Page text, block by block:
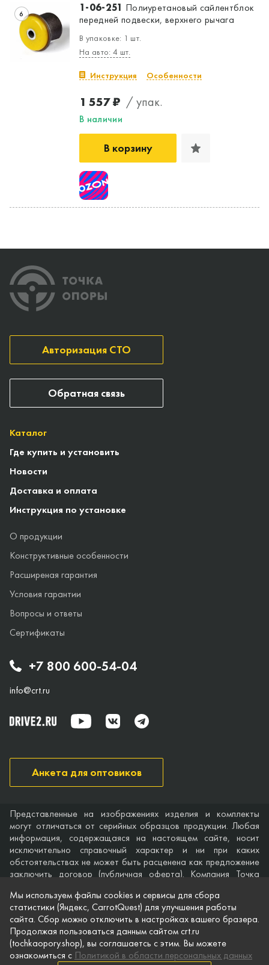
6 1-06-251 Полиуретановый сайлентблок
передней подвески, верхнего рычага
В упаковке: 1 шт.
На авто: 4 шт.
Инструкция Особенности
1 557 ₽ / упак.
В наличии
В корзину
+7 800 600-54-04
info@crt.ru
Каталог
Где купить и установить
Новости
Доставка и оплата
Инструкция по установке
О продукции
Конструктивные особенности
Расширеная гарантия
Условия гарантии
Вопросы и ответы
Сертификаты
Авторизация СТО
Анкета для оптовиков
Обратная связь
Представленные на изображениях изделия и комплекты
могут отличаться от серийных образцов продукции. Любая
информация, содержащаяся на настоящем сайте, носит
исключительно справочный характер и ни при каких
обстоятельствах не может быть расценена как предложение
заключить договор (публичная оферта). Компания Точка
точности и полноты информации на веб-сайте, а также по
поводу беспрепятственного доступа к нему в любое время.
Технические характеристики и комплектация изделий,
указанные на сайте, приведены для примера и могут быть
изменены в любое время без предварительного уведомления.
Мы используем файлы cookies и сервисы для сбора
статистики (Яндекс, CarrotQuest) для улучшения работы
сайта. Сбор можно отключить в настройках вашего бразера.
Продолжая пользоваться данным сайтом crt.ru
(tochkaopory.shop), вы соглашаетсь с этим. Вы можете
ознакомиться с Политикой в области персональных данных